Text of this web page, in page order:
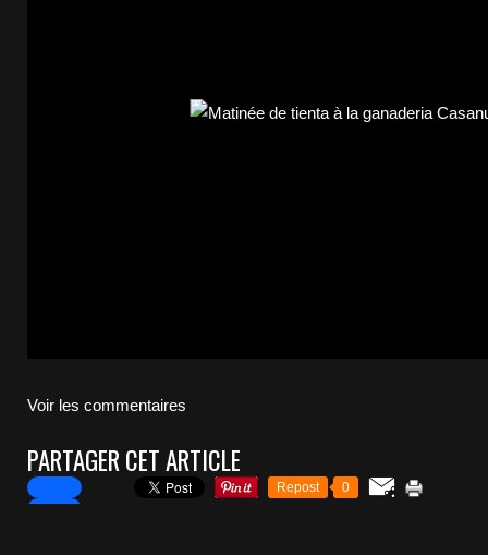
Voir les commentaires
PARTAGER CET ARTICLE
Repost 0